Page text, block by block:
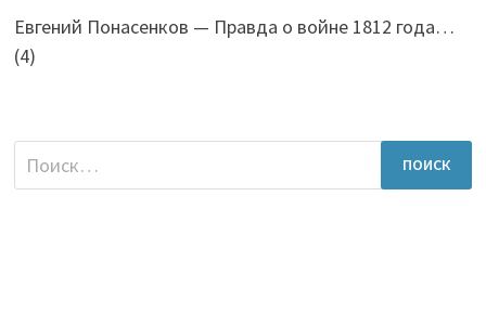
Евгений Понасенков — Правда о войне 1812 года…
(4)
Найти: